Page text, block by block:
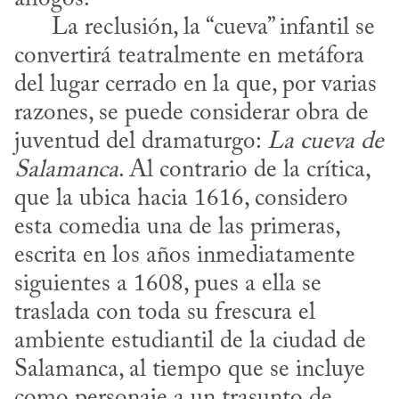
convertirá teatralmente en metáfora
del lugar cerrado en la que, por varias
razones, se puede considerar obra de
juventud del dramaturgo: La cueva de
Salamanca. Al contrario de la crítica,
que la ubica hacia 1616, considero
esta comedia una de las primeras,
escrita en los años inmediatamente
siguientes a 1608, pues a ella se
traslada con toda su frescura el
ambiente estudiantil de la ciudad de
Salamanca, al tiempo que se incluye